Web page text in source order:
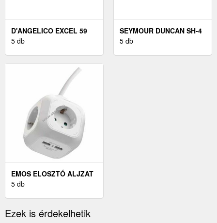
D'ANGELICO EXCEL 59
VINTAGE NATURAL
5 db
SEYMOUR DUNCAN SH-4
ZEB
5 db
EMOS ELOSZTÓ ALJZAT
2×, FEHÉR
5 db
Ezek is érdekelhetik